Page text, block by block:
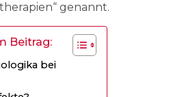
genannt.
Beitrag:
bei